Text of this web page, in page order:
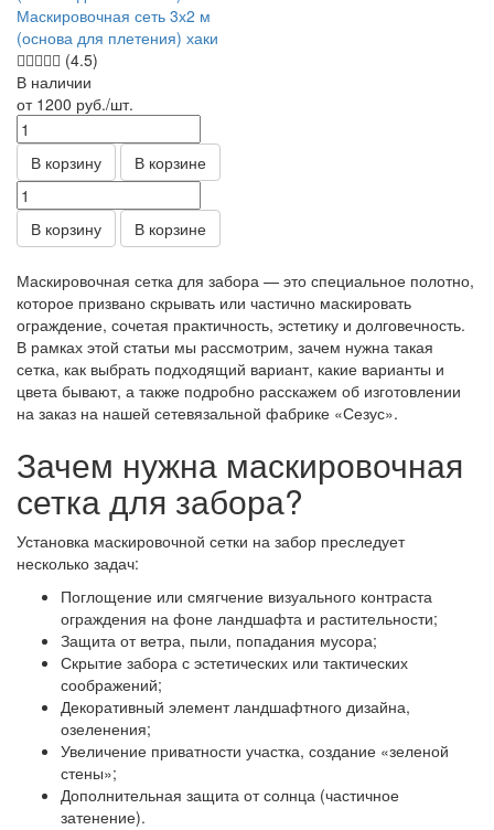
Маскировочная сеть 3х2 м
(основа для плетения) хаки
(4.5)
В наличии
от 1200 руб./шт.
В корзину В корзине
В корзину В корзине
Маскировочная сетка для забора — это специальное полотно,
которое призвано скрывать или частично маскировать
ограждение, сочетая практичность, эстетику и долговечность.
В рамках этой статьи мы рассмотрим, зачем нужна такая
сетка, как выбрать подходящий вариант, какие варианты и
цвета бывают, а также подробно расскажем об изготовлении
на заказ на нашей сетевязальной фабрике «Сезус».
Зачем нужна маскировочная
сетка для забора?
Установка маскировочной сетки на забор преследует
несколько задач:
Поглощение или смягчение визуального контраста
ограждения на фоне ландшафта и растительности;
Защита от ветра, пыли, попадания мусора;
Скрытие забора с эстетических или тактических
соображений;
Декоративный элемент ландшафтного дизайна,
озеленения;
Увеличение приватности участка, создание «зеленой
стены»;
Дополнительная защита от солнца (частичное
затенение).